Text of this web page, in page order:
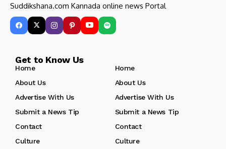
Suddikshana.com Kannada online news Portal
Get to Know Us
Home
Home
About Us
About Us
Advertise With Us
Advertise With Us
Submit a News Tip
Submit a News Tip
Contact
Contact
Culture
Culture